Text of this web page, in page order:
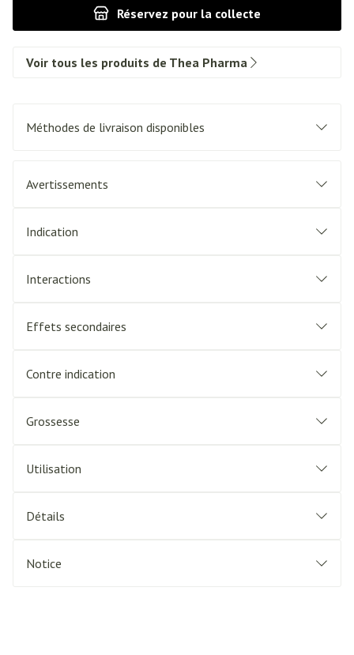
Réservez pour la collecte
Voir tous les produits de Thea Pharma
Méthodes de livraison disponibles
Avertissements
Indication
Interactions
Effets secondaires
Contre indication
Grossesse
Utilisation
Détails
Notice